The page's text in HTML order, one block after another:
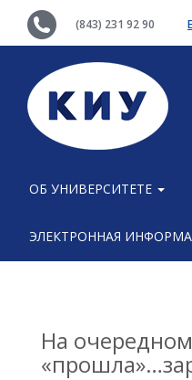
(843) 231 92 90
ОБ УНИВЕРСИТЕТЕ
ЭЛЕКТРОННАЯ
На